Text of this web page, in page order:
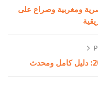
مصرية ومغربية وصراع على